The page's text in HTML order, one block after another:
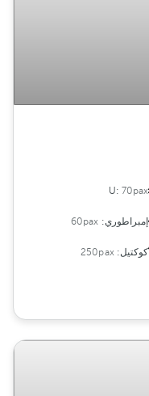
U: 70pax
إمبراطوري: 60pax
كوكتيل:250pax